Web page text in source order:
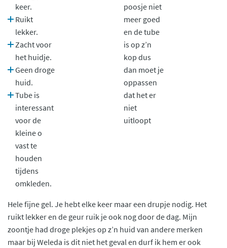
keer.
Ruikt
lekker.
Zacht voor
het huidje.
Geen droge
huid.
Tube is
interessant
voor de
kleine o
vast te
houden
tijdens
omkleden.
poosje niet
meer goed
en de tube
is op z’n
kop dus
dan moet je
oppassen
dat het er
niet
uitloopt
Hele fijne gel. Je hebt elke keer maar een drupje nodig. Het
ruikt lekker en de geur ruik je ook nog door de dag. Mijn
zoontje had droge plekjes op z’n huid van andere merken
maar bij Weleda is dit niet het geval en durf ik hem er ook